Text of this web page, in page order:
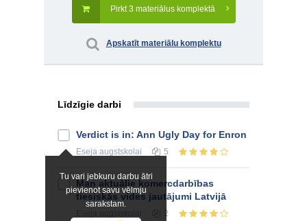
Pirkt 3 materiālus komplektā
Apskatīt materiālu komplektu
Līdzīgie darbi
Tu vari jebkuru darbu ātri
pievienot savu vēlmju
sarakstam.
Verdict is in: Ann Ugly Day for Enron
Eseja augstskolai 5
Man aktuālie komercdarbības
tiesiskās vides jautājumi Latvijā
2